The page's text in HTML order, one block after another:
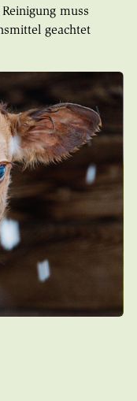
muss
geachtet